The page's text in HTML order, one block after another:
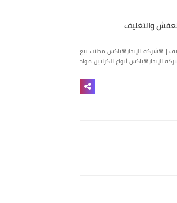
والتغليف
| ♕شركة الإنجاز♕باكس محلات بيع
أنواع الكراتين مواد